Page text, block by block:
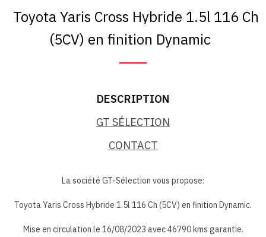
Toyota Yaris Cross Hybride 1.5l 116 Ch
(5CV) en finition Dynamic
DESCRIPTION
GT SÉLECTION
CONTACT
La société GT-Sélection vous propose:
Toyota Yaris Cross Hybride 1.5l 116 Ch (5CV) en finition Dynamic.
Mise en circulation le 16/08/2023 avec 46790 kms garantie.